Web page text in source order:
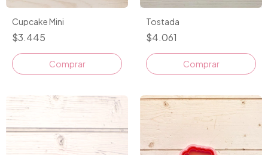
Cupcake Mini
$3.445
Comprar
Tostada
$4.061
Comprar